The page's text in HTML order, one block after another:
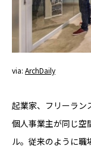
via: ArchDaily
起業家、フリーラン
個人事業主が同じ空
ル。従来のように職